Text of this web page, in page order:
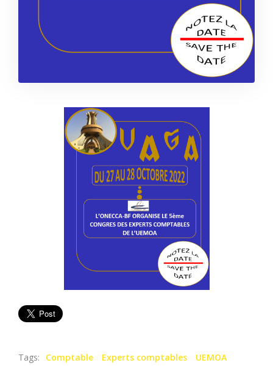
Tags: Comptable Experts comptables UEMOA